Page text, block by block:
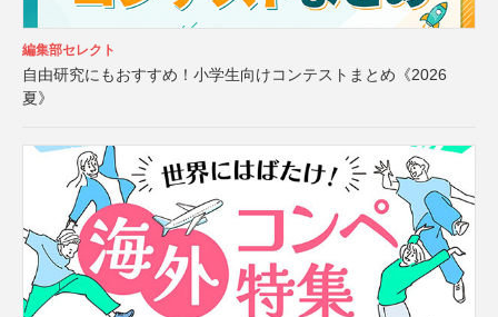
編集部セレクト
自由研究にもおすすめ！小学生向けコンテストまとめ《2026
夏》